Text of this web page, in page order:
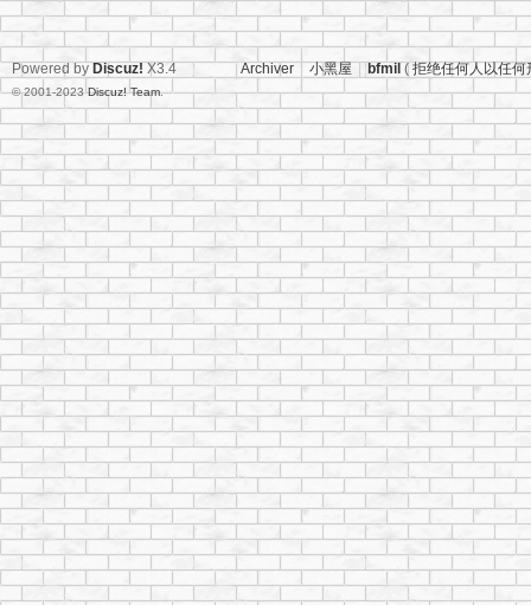
Archiver 小黑屋 bfmil (拒绝任何人以任
Powered by Discuz! X3.4
© 2001-2023Discuz! Team.